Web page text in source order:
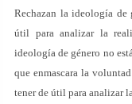
Rechazan la ideología de
útil para analizar la
ideología de género no
que enmascara la
tener de útil para analizar